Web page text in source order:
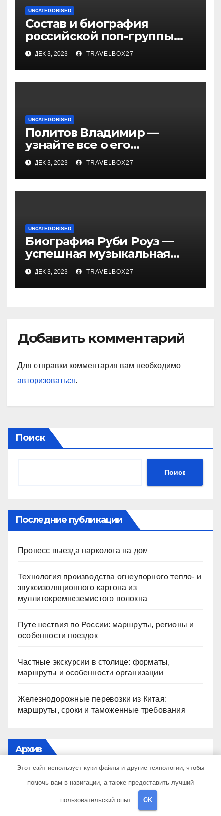
UNCATEGORISED
Состав и биография
российской поп-группы
«Иванушки интернешнл»
— история успеха, музыка
и судьбы участников
ДЕК 3, 2023 TRAVELBOX27_
UNCATEGORISED
Политов Владимир —
узнайте все о его
биографии, возрасте и
впечатляющих
достижениях!
ДЕК 3, 2023 TRAVELBOX27_
UNCATEGORISED
Биография Руби Роуз —
успешная музыкальная
карьера, личная жизнь и
знаковые достижения
ДЕК 3, 2023 TRAVELBOX27_
Добавить комментарий
Для отправки комментария вам необходимо
авторизоваться.
Поиск
Поиск
Последние публикации
Процесс выезда нарколога на дом
Технология производства огнеупорного тепло- и
звукоизоляционного картона из
муллитокремнеземистого волокна
Путешествия по России: маршруты, регионы и
особенности поездок
Частные экскурсии в столице: форматы,
маршруты и особенности организации
Железнодорожные перевозки из Китая:
маршруты, сроки и таможенные требования
Архив
Июль 2026
Этот сайт использует куки-файлы и другие технологии, чтобы
помочь вам в навигации, а также предоставить лучший
пользовательский опыт. OK